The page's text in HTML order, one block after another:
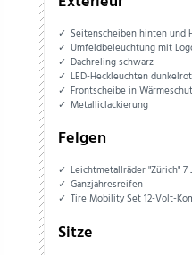
Seitenscheiben hinten und
Umfeldbeleuchtung mit
Dachreling schwarz
LED-Heckleuchten dunkelrot
Frontscheibe in
Metalliclackierung
Felgen
Leichtmetallräder "Zürich" 7
Ganzjahresreifen
Tire Mobility Set 12-Volt-
Sitze